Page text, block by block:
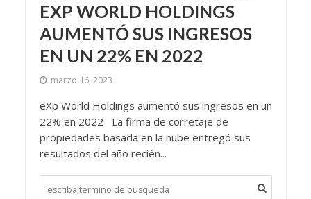
EXP WORLD HOLDINGS
AUMENTÓ SUS INGRESOS
EN UN 22% EN 2022
marzo 16, 2023
eXp World Holdings aumentó sus ingresos en un
22% en 2022 La firma de corretaje de
propiedades basada en la nube entregó sus
resultados del año recién...